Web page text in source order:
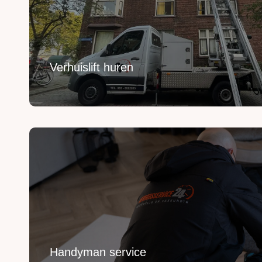
Verhuislift huren
Breng je verhuizing naar grote hoogte met onze
Lees Meer
Handyman service
Handyman service
Voor het ophangen, monteren en demonteren van
Lees Meer